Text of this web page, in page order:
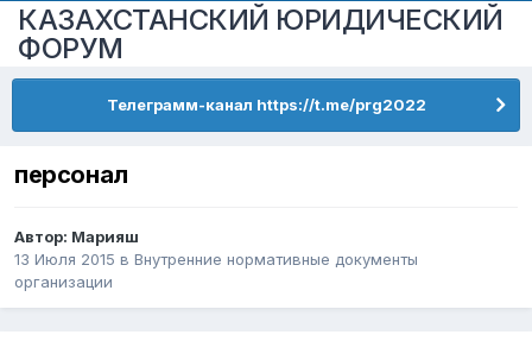
КАЗАХСТАНСКИЙ ЮРИДИЧЕСКИЙ
ФОРУМ
Телеграмм-канал https://t.me/prg2022
персонал
Автор: Марияш
13 Июля 2015 в Внутренние нормативные документы
организации